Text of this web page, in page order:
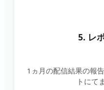
5. レ
1ヵ月の配信結果の報
トにて